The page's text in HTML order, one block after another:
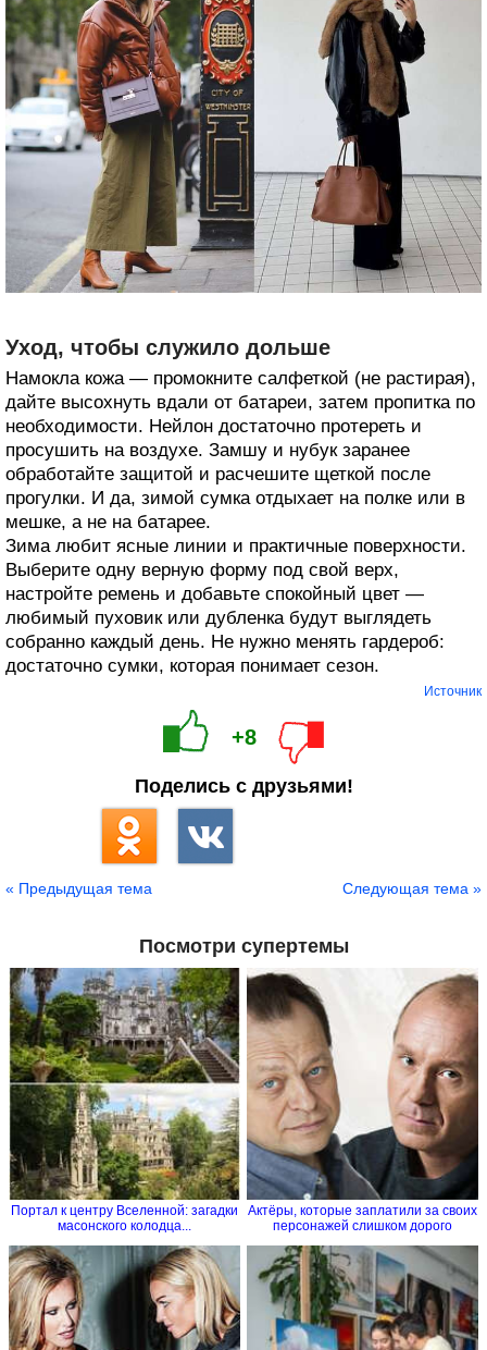
Уход, чтобы служило дольше
Намокла кожа — промокните салфеткой (не растирая),
дайте высохнуть вдали от батареи, затем пропитка по
необходимости. Нейлон достаточно протереть и
просушить на воздухе. Замшу и нубук заранее
обработайте защитой и расчешите щеткой после
прогулки. И да, зимой сумка отдыхает на полке или в
мешке, а не на батарее.
Зима любит ясные линии и практичные поверхности.
Выберите одну верную форму под свой верх,
настройте ремень и добавьте спокойный цвет —
любимый пуховик или дубленка будут выглядеть
собранно каждый день. Не нужно менять гардероб:
достаточно сумки, которая понимает сезон.
Источник
+8
Поделись с друзьями!
« Предыдущая тема Следующая тема »
Посмотри супертемы
Портал к центру Вселенной: загадки
масонского колодца...
Актёры, которые заплатили за своих
персонажей слишком дорого